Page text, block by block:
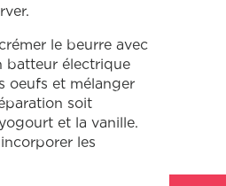
le beurre avec
batteur électrique
oeufs et mélanger
soit
et la vanille.
les